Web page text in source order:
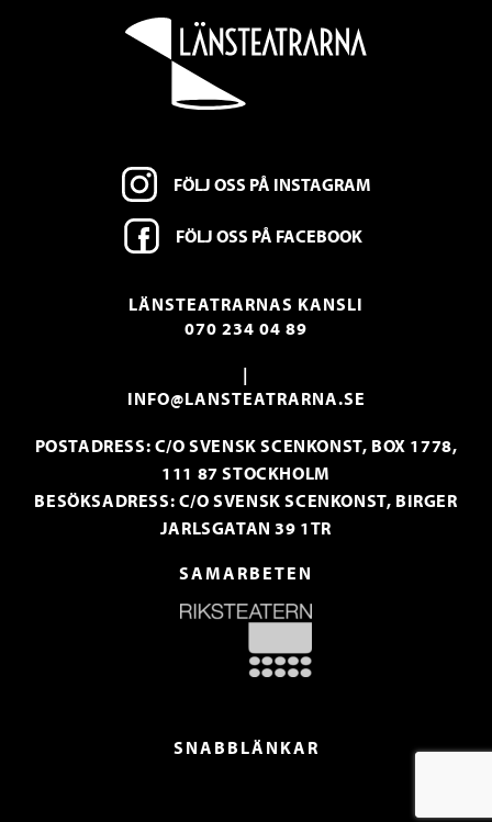
FÖLJ OSS PÅ INSTAGRAM
FÖLJ OSS PÅ FACEBOOK
LÄNSTEATRARNAS KANSLI
070 234 04 89
|
INFO@LANSTEATRARNA.SE
POSTADRESS: C/O SVENSK SCENKONST, BOX 1778,
111 87 STOCKHOLM
BESÖKSADRESS: C/O SVENSK SCENKONST, BIRGER
JARLSGATAN 39 1TR
SAMARBETEN
SNABBLÄNKAR